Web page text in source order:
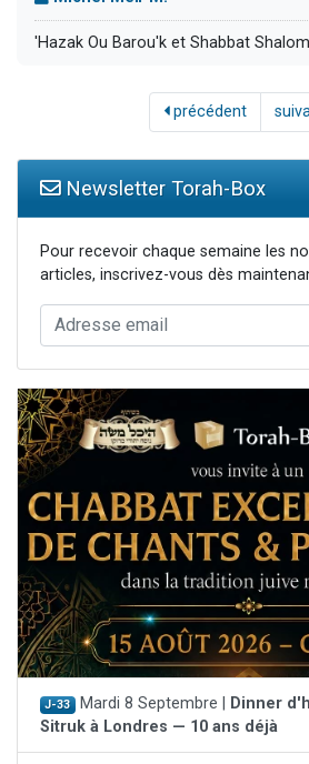
'Hazak Ou Barou'k et Shabbat Shalom
précédent
Newsletter Torah-Box
Pour recevoir chaque semaine les
articles, inscrivez-vous dès
J-33 Mardi 8 Septembre |
Dinner
Sitruk à Londres — 10 ans déjà